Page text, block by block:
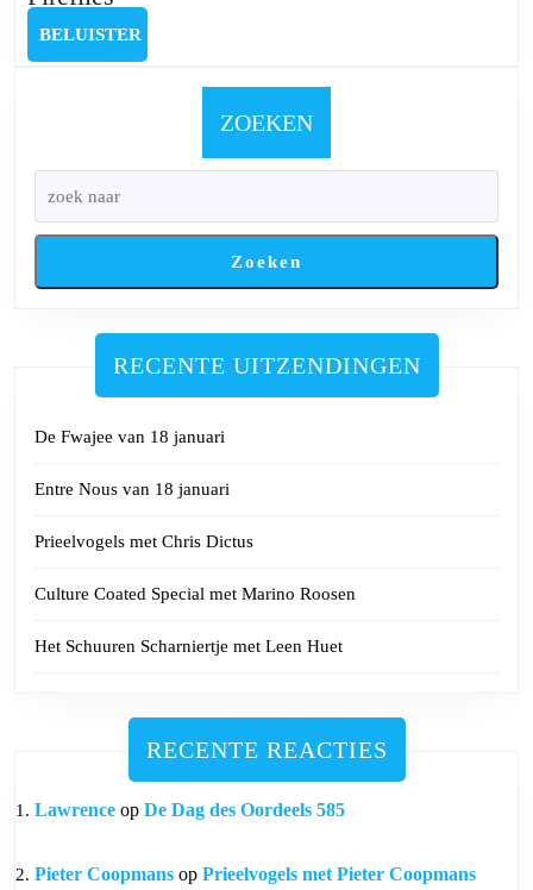
Sessions
met
Fireflies
BELUISTER
ZOEKEN
Zoeken
RECENTE UITZENDINGEN
De Fwajee van 18 januari
Entre Nous van 18 januari
Prieelvogels met Chris Dictus
Culture Coated Special met Marino Roosen
Het Schuuren Scharniertje met Leen Huet
RECENTE REACTIES
Lawrence op De Dag des Oordeels 585
Pieter Coopmans op Prieelvogels met Pieter Coopmans